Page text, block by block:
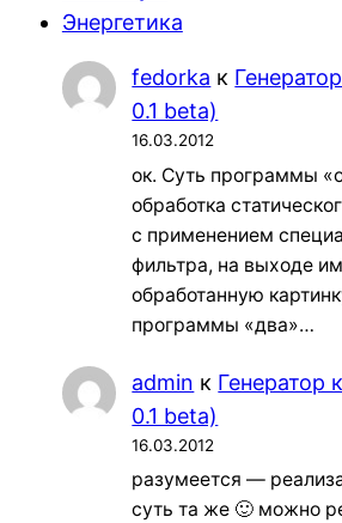
Энергетика
fedorka к
0.1 beta)
16.03.2012
ок. Суть программы
обработка
с применением
фильтра, на выходе
обработанную
программы «два»…
admin к Генератор
0.1 beta)
16.03.2012
разумеется —
суть та же 🙂 можно